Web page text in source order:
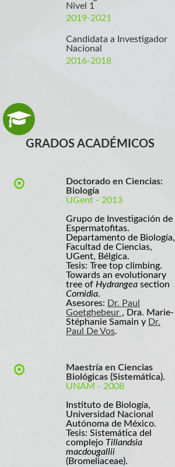
Nivel 1
2019-2021
Candidata a Investigador
Nacional
2016-2018
GRADOS ACADÉMICOS
Doctorado en Ciencias:
Biología
UGent - 2013
Grupo de Investigación de
Espermatofitas.
Departamento de Biología,
Facultad de Ciencias,
UGent, Bélgica.
Tesis: Tree top climbing.
Towards an evolutionary
tree of Hydrangea section
Cornidia.
Asesores: Dr. Paul
Goetghebeur , Dra. Marie-
Stéphanie Samain y Dr.
Paul De Vos.
Maestría en Ciencias
Biológicas (Sistemática).
UNAM - 2008
Instituto de Biología,
Universidad Nacional
Autónoma de México.
Tesis: Sistemática del
complejo Tillandsia
macdougallii
(Bromeliaceae).